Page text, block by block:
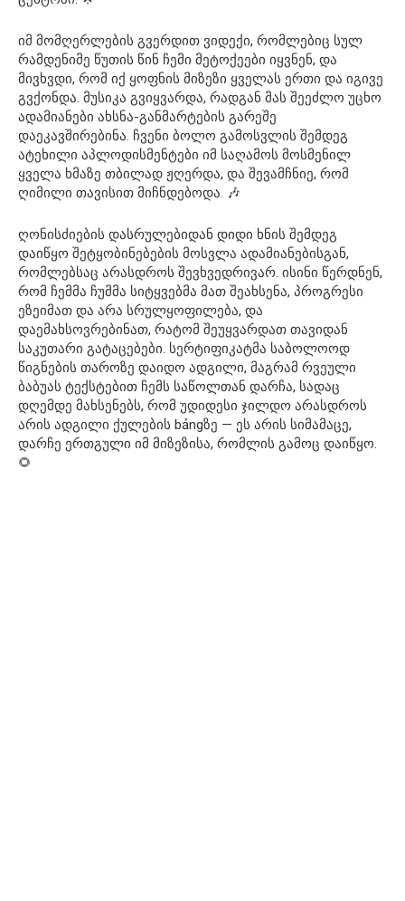
იმ მომღერლების გვერდით ვიდექი, რომლებიც სულ
რამდენიმე წუთის წინ ჩემი მეტოქეები იყვნენ, და
მივხვდი, რომ იქ ყოფნის მიზეზი ყველას ერთი და იგივე
გვქონდა. მუსიკა გვიყვარდა, რადგან მას შეეძლო უცხო
ადამიანები ახსნა-განმარტების გარეშე
დაეკავშირებინა. ჩვენი ბოლო გამოსვლის შემდეგ
ატეხილი აპლოდისმენტები იმ საღამოს მოსმენილ
ყველა ხმაზე თბილად ჟღერდა, და შევამჩნიე, რომ
ღიმილი თავისით მიჩნდებოდა. 🎶
ღონისძიების დასრულებიდან დიდი ხნის შემდეგ
დაიწყო შეტყობინებების მოსვლა ადამიანებისგან,
რომლებსაც არასდროს შევხვედრივარ. ისინი წერდნენ,
რომ ჩემმა ჩუმმა სიტყვებმა მათ შეახსენა, პროგრესი
ეზეიმათ და არა სრულყოფილება, და
დაემახსოვრებინათ, რატომ შეუყვარდათ თავიდან
საკუთარი გატაცებები. სერტიფიკატმა საბოლოოდ
წიგნების თაროზე დაიდო ადგილი, მაგრამ რვეული
ბაბუას ტექსტებით ჩემს საწოლთან დარჩა, სადაც
დღემდე მახსენებს, რომ უდიდესი ჯილდო არასდროს
არის ადგილი ქულების bảngზე — ეს არის სიმამაცე,
დარჩე ერთგული იმ მიზეზისა, რომლის გამოც დაიწყო.
🌻